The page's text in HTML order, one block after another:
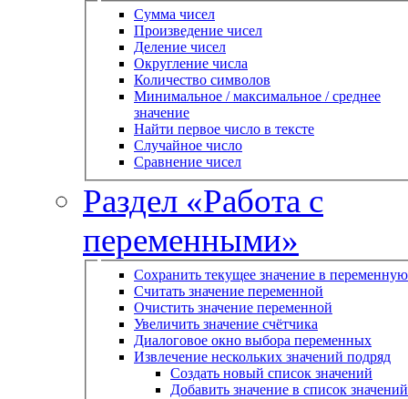
Сумма чисел
Произведение чисел
Деление чисел
Округление числа
Количество символов
Минимальное / максимальное / среднее
значение
Найти первое число в тексте
Случайное число
Сравнение чисел
Раздел «Работа с
переменными»
Сохранить текущее значение в переменную
Считать значение переменной
Очистить значение переменной
Увеличить значение счётчика
Диалоговое окно выбора переменных
Извлечение нескольких значений подряд
Создать новый список значений
Добавить значение в список значений